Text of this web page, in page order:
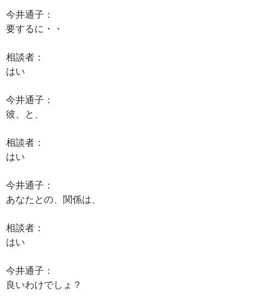
今井通子：
要するに・・
相談者：
はい
今井通子：
彼、と、
相談者：
はい
今井通子：
あなたとの、関係は、
相談者：
はい
今井通子：
良いわけでしょ？